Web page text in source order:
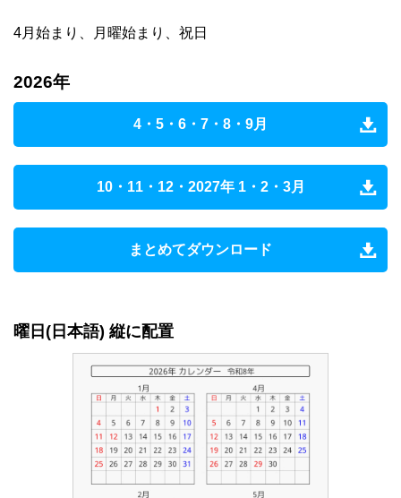
4月始まり、月曜始まり、祝日
2026年
4・5・6・7・8・9月
10・11・12・2027年 1・2・3月
まとめてダウンロード
曜日(日本語) 縦に配置